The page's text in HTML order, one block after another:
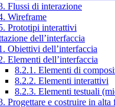
Flussi di interazione
Wireframe
Prototipi interattivi
dell’interfaccia
Obiettivi dell’interfaccia
Elementi dell’interfaccia
8.2.1. Elementi di
8.2.2. Elementi interattivi
8.2.3. Elementi testuali
Progettare e costruire in alta